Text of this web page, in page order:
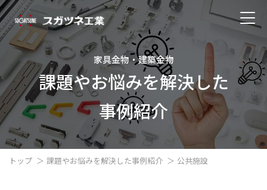
家具金物・建築金物
課題やお悩みを解決した
事例紹介
トップ 課題やお悩みを解決した事例紹介 公共施設